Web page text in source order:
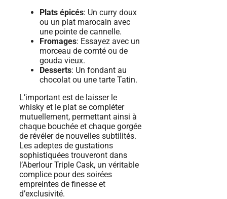
Plats épicés: Un curry doux
ou un plat marocain avec
une pointe de cannelle.
Fromages: Essayez avec un
morceau de comté ou de
gouda vieux.
Desserts: Un fondant au
chocolat ou une tarte Tatin.
L’important est de laisser le
whisky et le plat se compléter
mutuellement, permettant ainsi à
chaque bouchée et chaque gorgée
de révéler de nouvelles subtilités.
Les adeptes de gustations
sophistiquées trouveront dans
l’Aberlour Triple Cask, un véritable
complice pour des soirées
empreintes de finesse et
d’exclusivité.